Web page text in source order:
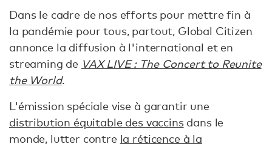
Dans le cadre de nos efforts pour mettre fin à
la pandémie pour tous, partout, Global Citizen
annonce la diffusion à l'international et en
streaming de VAX LIVE : The Concert to Reunite
the World.
L'émission spéciale vise à garantir une
distribution équitable des vaccinsdans le
monde, lutter contre la réticence à la